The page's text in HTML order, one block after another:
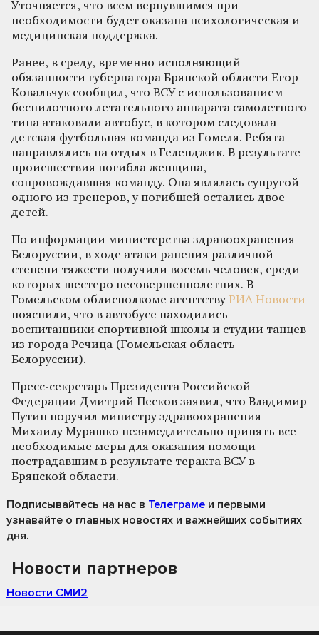
Уточняется, что всем вернувшимся при
необходимости будет оказана психологическая и
медицинская поддержка.
Ранее, в среду, временно исполняющий
обязанности губернатора Брянской области Егор
Ковальчук сообщил, что ВСУ с использованием
беспилотного летательного аппарата самолетного
типа атаковали автобус, в котором следовала
детская футбольная команда из Гомеля. Ребята
направлялись на отдых в Геленджик. В результате
происшествия погибла женщина,
сопровождавшая команду. Она являлась супругой
одного из тренеров, у погибшей остались двое
детей.
По информации министерства здравоохранения
Белоруссии, в ходе атаки ранения различной
степени тяжести получили восемь человек, среди
которых шестеро несовершеннолетних. В
Гомельском облисполкоме агентствуРИА Новости
пояснили, что в автобусе находились
воспитанники спортивной школы и студии танцев
из города Речица (Гомельская область
Белоруссии).
Пресс-секретарь Президента Российской
Федерации Дмитрий Песков заявил, что Владимир
Путин поручил министру здравоохранения
Михаилу Мурашко незамедлительно принять все
необходимые меры для оказания помощи
пострадавшим в результате теракта ВСУ в
Брянской области.
Подписывайтесь на нас в Телеграме и первыми
узнавайте о главных новостях и важнейших событиях
дня.
Новости партнеров
Новости СМИ2